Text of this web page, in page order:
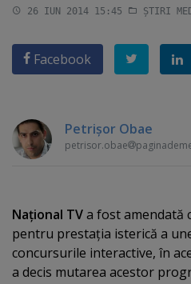
26 IUN 2014 15:45 ȘTIRI
Facebook
Petrişor Obae
petrisor.obae
Naţional TVa fost amendată
pentru prestaţia isterică a
concursurile interactive, în
a decis mutarea acestor